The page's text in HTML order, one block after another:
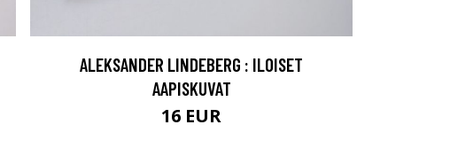
ALEKSANDER LINDEBERG : ILOISET
AAPISKUVAT
16 EUR